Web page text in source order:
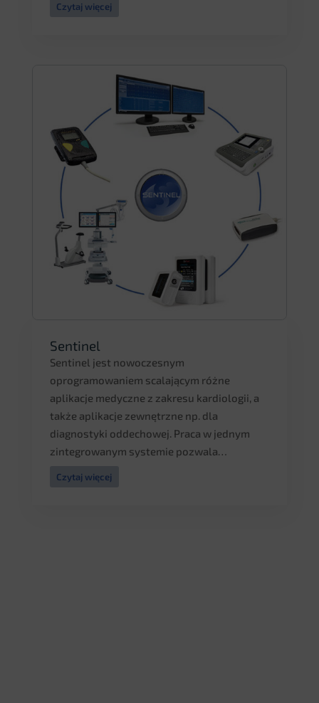
Czytaj więcej
Sentinel
Sentinel jest nowoczesnym
oprogramowaniem scalającym różne
aplikacje medyczne z zakresu kardiologii, a
także aplikacje zewnętrzne np. dla
diagnostyki oddechowej. Praca w jednym
zintegrowanym systemie pozwala…
Czytaj więcej